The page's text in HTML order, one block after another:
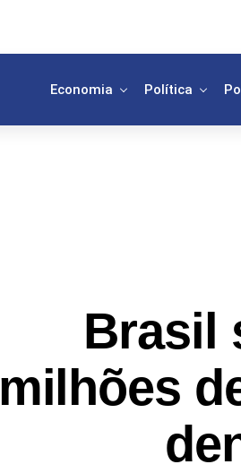
Economia Política
Brasil
milhões